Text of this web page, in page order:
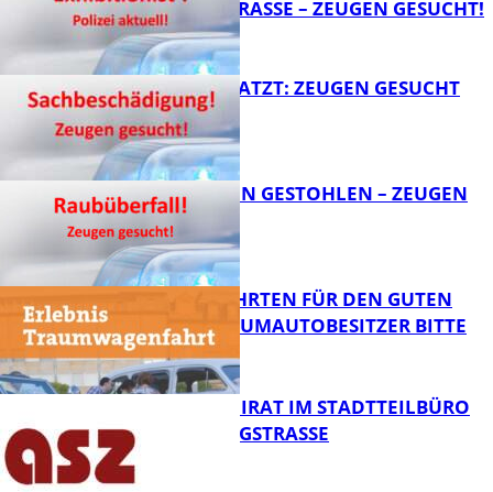
VELMANNSTRASSE – ZEUGEN GESUCHT!
AUTO ZERKRATZT: ZEUGEN GESUCHT
FB News
TEURE KETTEN GESTOHLEN – ZEUGEN
GESUCHT!
FB News
SPENDENFAHRTEN FÜR DEN GUTEN
ZWECK – TRAUMAUTOBESITZER BITTE
MELDEN!
SENIORENBEIRAT IM STADTTEILBÜRO
IN DER KÖNIGSTRASSE